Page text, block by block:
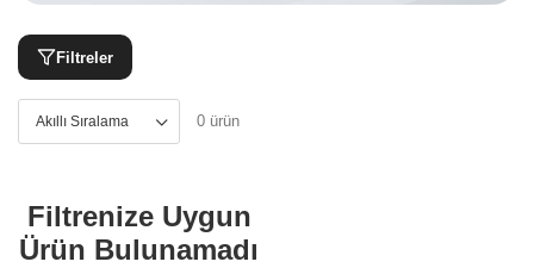
Filtreler
0 ürün